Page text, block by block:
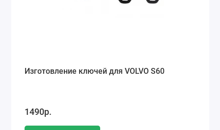
Изготовление ключей для VOLVO S60
1490р.